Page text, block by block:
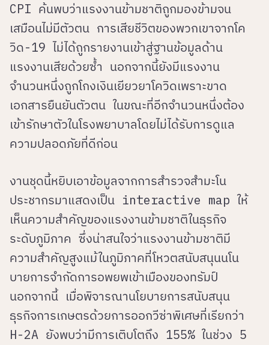
CPI ค้นพบว่าแรงงานข้ามชาติถูกมองข้ามจน
เสมือนไม่มีตัวตน การเสียชีวิตของพวกเขาจากโค
วิด-19 ไม่ได้ถูกรายงานเข้าสู่ฐานข้อมูลด้าน
แรงงานเสียด้วยซ้ำ นอกจากนี้ยังมีแรงงาน
จำนวนหนึ่งถูกโกงเงินเยียวยาโควิดเพราะขาด
เอกสารยืนยันตัวตน ในขณะที่อีกจำนวนหนึ่งต้อง
เข้ารักษาตัวในโรงพยาบาลโดยไม่ได้รับการดูแล
ความปลอดภัยที่ดีก่อน
งานชุดนี้หยิบเอาข้อมูลจากการสำรวจสำมะโน
ประชากรมาแสดงเป็น interactive map ให้
เห็นความสำคัญของแรงงานข้ามชาติในธุรกิจ
ระดับภูมิภาค ซึ่งน่าสนใจว่าแรงงานข้ามชาติมี
ความสำคัญสูงแม้ในภูมิภาคที่โหวตสนับสนุนนโน
บายการจำกัดการอพยพเข้าเมืองของทรัมป์
นอกจากนี้ เมื่อพิจารณานโยบายการสนับสนุน
ธุรกิจการเกษตรด้วยการออกวีซ่าพิเศษที่เรียกว่า
H-2A ยังพบว่ามีการเติบโตถึง 155% ในช่วง 5